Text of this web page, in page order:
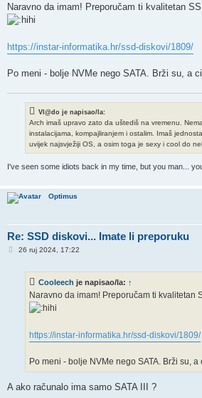
s
t
Naravno da imam! Preporučam ti kvalitetan
https://instar-informatika.hr/ssd-diskovi/1809/
Po meni - bolje NVMe nego SATA. Brži su, a
Vl@do je napisao/la:
Arch imaš upravo zato da uštediš na vremenu.
instalacijama, kompajliranjem i ostalim. Imaš
uvijek najsvježiji OS, a osim toga je sexy i cool do
I've seen some idiots back in my time, but you man...
Optimus
Re: SSD diskovi... Imate li preporuku
P26 ruj 2024, 17:22
Cooleech je napisao/la: ↑
Naravno da imam! Preporučam ti kvalitetan
https://instar-informatika.hr/ssd-diskovi/1809/
Po meni - bolje NVMe nego SATA. Brži su, a
A ako računalo ima samo SATA III ?